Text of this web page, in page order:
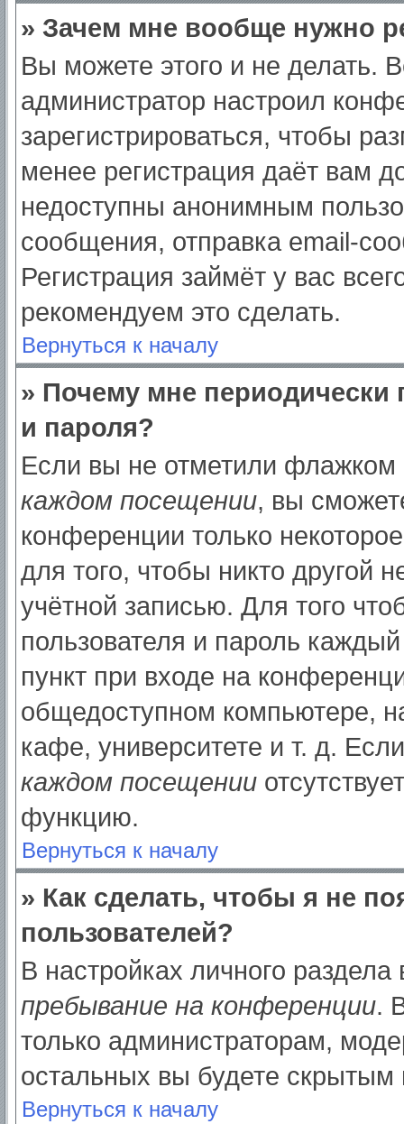
» Зачем мне вообще нужно
Вы можете этого и не делать.
администратор настроил
зарегистрироваться, чтобы
менее регистрация даёт вам
недоступны анонимным
сообщения, отправка email-
Регистрация займёт у вас
рекомендуем это сделать.
Вернуться к началу
» Почему мне периодически
и пароля?
Если вы не отметили флажком
каждом посещении, вы
конференции только
для того, чтобы никто другой
учётной записью. Для того
пользователя и пароль
пункт при входе на
общедоступном компьютере,
кафе, университете и т. д.
каждом посещении
функцию.
Вернуться к началу
» Как сделать, чтобы я не
пользователей?
В настройках личного
пребывание на конференции.
только администраторам,
остальных вы будете скрытым
Вернуться к началу